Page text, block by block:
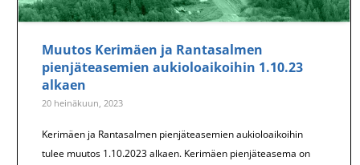
Muutos Kerimäen ja Rantasalmen
pienjäteasemien aukioloaikoihin 1.10.23
alkaen
20 heinäkuun, 2023
Kerimäen ja Rantasalmen pienjäteasemien aukioloaikoihin
tulee muutos 1.10.2023 alkaen. Kerimäen pienjäteasema on